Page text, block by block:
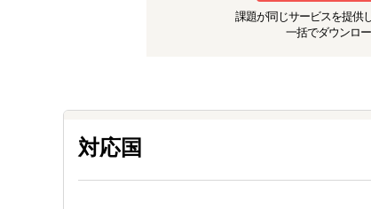
課題が同じサービスを提供
一括でダウンロー
対応国